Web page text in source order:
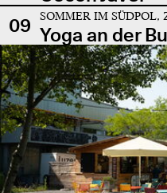
09
SOMMER IM
Yoga an der